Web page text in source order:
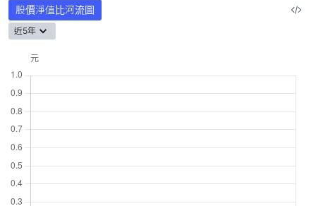
股價淨值比河流圖
近5年